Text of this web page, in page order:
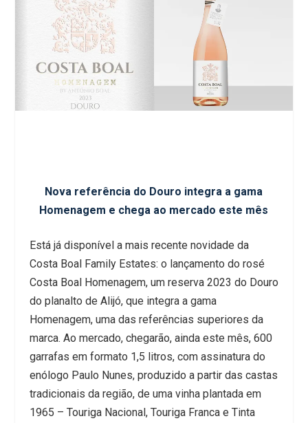
Nova referência do Douro integra a gama
Homenagem e chega ao mercado este mês
Está já disponível a mais recente novidade da
Costa Boal Family Estates: o lançamento do rosé
Costa Boal Homenagem, um reserva 2023 do Douro
do planalto de Alijó, que integra a gama
Homenagem, uma das referências superiores da
marca. Ao mercado, chegarão, ainda este mês, 600
garrafas em formato 1,5 litros, com assinatura do
enólogo Paulo Nunes, produzido a partir das castas
tradicionais da região, de uma vinha plantada em
1965 – Touriga Nacional, Touriga Franca e Tinta